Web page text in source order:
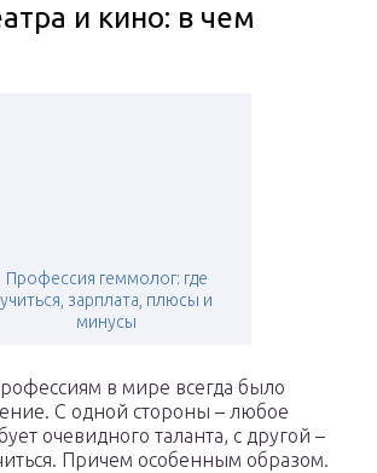
и кино: в чем
Профессия геммолог: где
учиться, зарплата, плюсы и
минусы
в мире всегда было
С одной стороны – любое
очевидного таланта, с другой –
Причем особенным образом.